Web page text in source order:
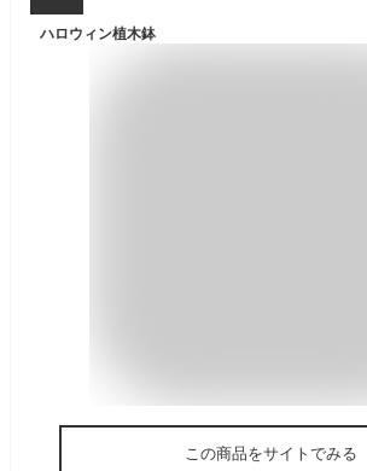
ハロウィン植木鉢
この商品をサイトでみる